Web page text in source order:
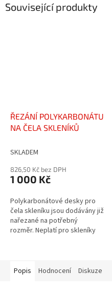
Související produkty
ŘEZÁNÍ POLYKARBONÁTU
NA ČELA SKLENÍKŮ
SKLADEM
826,50 Kč bez DPH
1 000 Kč
Polykarbonátové desky pro
čela skleníku jsou dodávány již
nařezané na potřebný
rozměr. Neplatí pro skleníky
Popis
Hodnocení Diskuze